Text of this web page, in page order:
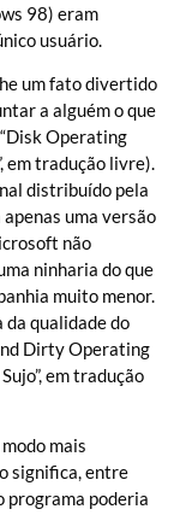
98) eram
usuário.
um fato divertido
a alguém o que
Operating
em tradução livre).
distribuído pela
uma versão
não
ninharia do que
muito menor.
da qualidade do
Dirty Operating
em tradução
mais
significa, entre
programa poderia